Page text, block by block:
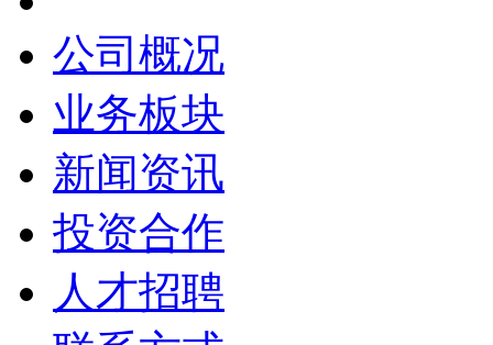
公司概况
业务板块
新闻资讯
投资合作
人才招聘